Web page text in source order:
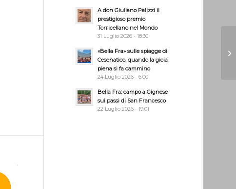
A don Giuliano Palizzi il
prestigioso premio
Torricellano nel Mondo
31 Luglio 2026 - 18:30
«Bella Fra» sulle spiagge di
Cesenatico: quando la gioia
piena si fa cammino
24 Luglio 2026 - 6:00
Bella Fra: campo a Gignese
sui passi di San Francesco
22 Luglio 2026 - 19:01